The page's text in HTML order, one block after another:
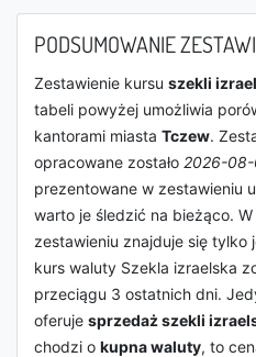
PODSUMOWANIE
Zestawienie kursu szekli
tabeli powyżej umożliwia
kantorami miasta Tczew.
opracowane zostało 2026-
prezentowane w zestawieniu
warto je śledzić na bieżąco.
zestawieniu znajduje się tylko
kurs waluty Szekla izraelska
przeciągu 3 ostatnich dni.
oferuje sprzedaż szekli
chodzi o kupna waluty, to